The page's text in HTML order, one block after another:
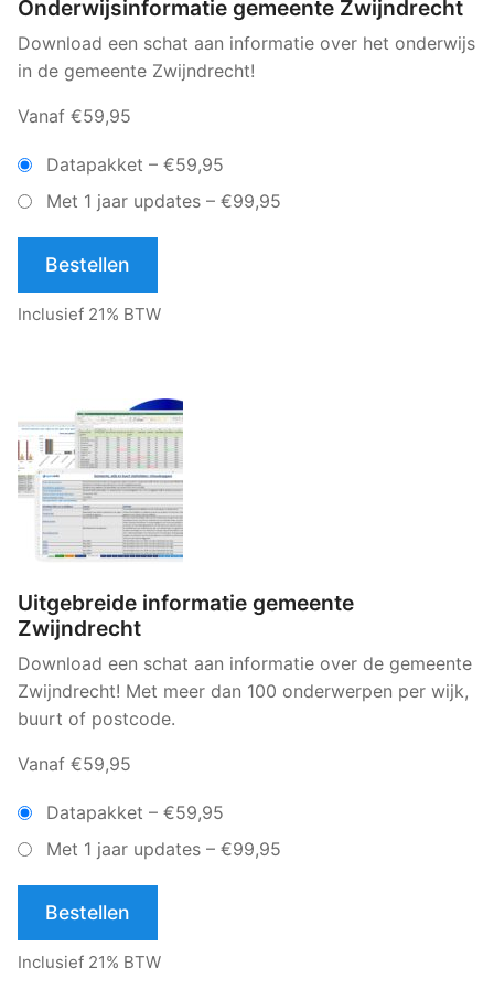
Onderwijsinformatie gemeente Zwijndrecht
Download een schat aan informatie over het onderwijs
in de gemeente Zwijndrecht!
Vanaf €59,95
Datapakket – €59,95
Met 1 jaar updates – €99,95
Bestellen
Inclusief 21% BTW
Uitgebreide informatie gemeente
Zwijndrecht
Download een schat aan informatie over de gemeente
Zwijndrecht! Met meer dan 100 onderwerpen per wijk,
buurt of postcode.
Vanaf €59,95
Datapakket – €59,95
Met 1 jaar updates – €99,95
Bestellen
Inclusief 21% BTW